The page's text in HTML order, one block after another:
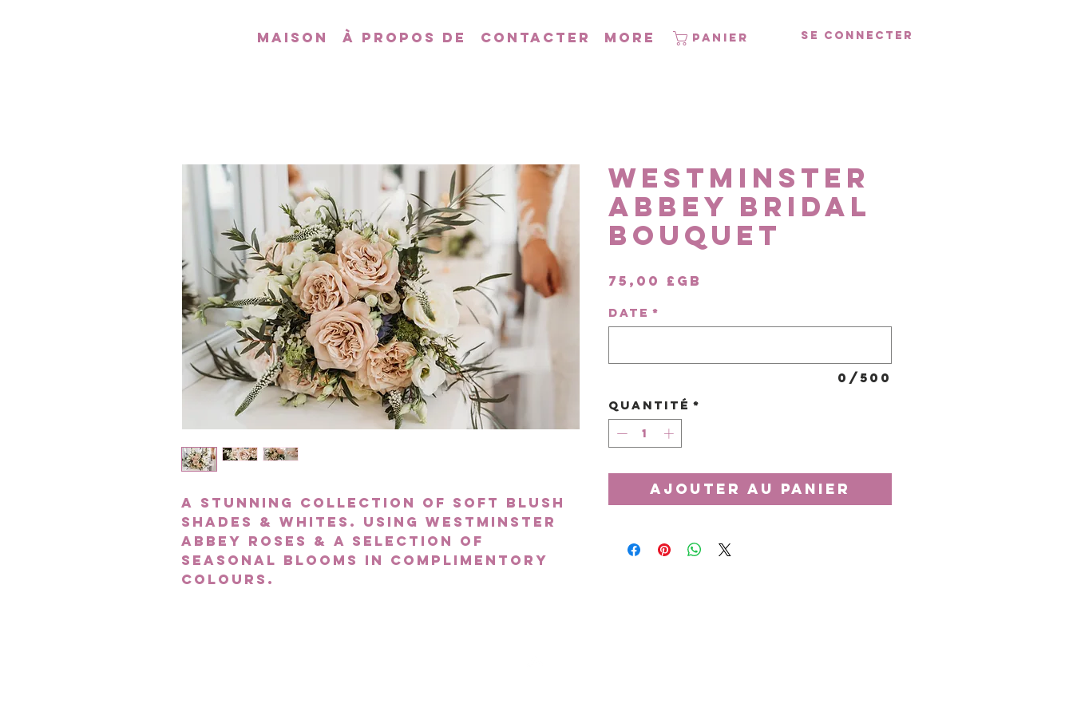
Maison À propos de Contacter More Panier Se connecter
A stunning collection of soft blush
shades & whites. Using Westminster
Abbey roses & a selection of
seasonal blooms in complimentory
colours.
Westminster
Abbey Bridal
Bouquet
75,00 £GB
DATE *
0/500
Quantité *
Ajouter au panier